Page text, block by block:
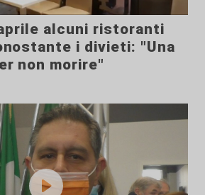
alcuni ristoranti
i divieti: "Una
non morire"